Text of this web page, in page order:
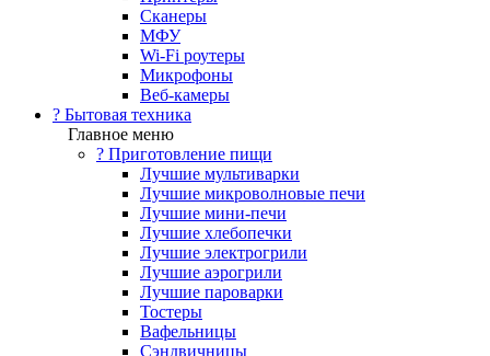
Сканеры
МФУ
Wi-Fi роутеры
Микрофоны
Веб-камеры
? Бытовая техника
Главное меню
? Приготовление пищи
Лучшие мультиварки
Лучшие микроволновые печи
Лучшие мини-печи
Лучшие хлебопечки
Лучшие электрогрили
Лучшие аэрогрили
Лучшие пароварки
Тостеры
Вафельницы
Сэндвичницы